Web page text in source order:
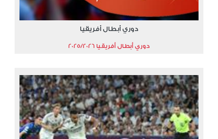
دوري أبطال أفريقيا
دوري أبطال أفريقيا 2025/2026